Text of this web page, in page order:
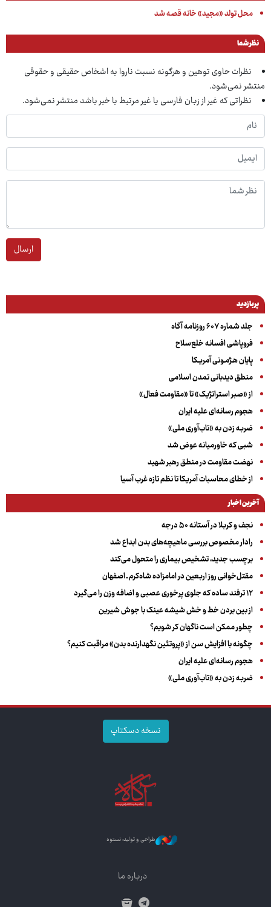
محل تولد «مجید» خانه قصه شد
نظر شما
نظرات حاوی توهین و هرگونه نسبت ناروا به اشخاص حقیقی و حقوقی
منتشر نمی‌شود.
نظراتی که غیر از زبان فارسی یا غیر مرتبط با خبر باشد منتشر نمی‌شود.
ارسال
پربازدید
جلد شماره ۶۰۷ روزنامه آگاه
فروپاشی افسانه خلع‌سلاح
پایان هـژمـونی آمریـکا
منطق دیدبانی تمدن اسلامی
از «صبر استراتژیک» تا «مقاومت فعال»
هجوم رسانه‌ای علیه ایران
ضربه زدن به «تاب‌آوری ملی»
شبی که خاورمیانه عوض شد
نهضت مقاومت در منطق رهبر شهید
از خطای محاسبات آمریکا تا نظم تازه غرب آسیا
آخرین اخبار
نجف و کربلا در آستانه ۵۰ درجه
رادار مخصوص بررسی ماهیچه‌های بدن ابداع شد
برچسب جدید، تشخیص بیماری را متحول می‌کند
مقتل‌خوانی روز اربعین در امامزاده شاه‌کرم ـ اصفهان
۱۲ ترفند ساده که جلوی پرخوری عصبی و اضافه ‌وزن را می‌گیرد
از بین بردن خط و خش شیشه عینک با جوش شیرین
چطور ممکن است ناگهان کر شویم؟
چگونه با افزایش سن از «پروتئین نگهدارنده بدن» مراقبت کنیم؟
هجوم رسانه‌ای علیه ایران
ضربه زدن به «تاب‌آوری ملی»
نسخه دسکتاپ
طراحی و تولید: نستوه
درباره ما